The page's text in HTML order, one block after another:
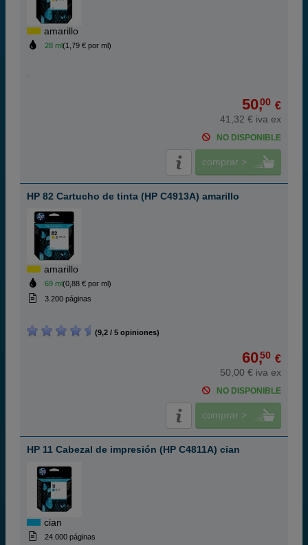
amarillo
28 ml(1,79 € por ml)
50,00 €
41,32 € iva ex
NO DISPONIBLE
comprar >
HP 82 Cartucho de tinta (HP C4913A) amarillo
amarillo
69 ml(0,88 € por ml)
3.200 páginas
(9,2 / 5 opiniones)
60,50 €
50,00 € iva ex
NO DISPONIBLE
comprar >
HP 11 Cabezal de impresión (HP C4811A) cian
cian
24.000 páginas